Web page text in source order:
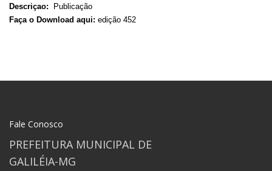
Descriçao:
Publicação
Faça o Download aqui: edição 452
Fale Conosco
PREFEITURA MUNICIPAL DE
GALILÉIA-MG